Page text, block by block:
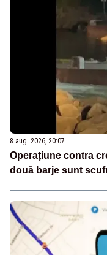
8 aug. 2026, 20:07
Operațiune contra
două barje sunt